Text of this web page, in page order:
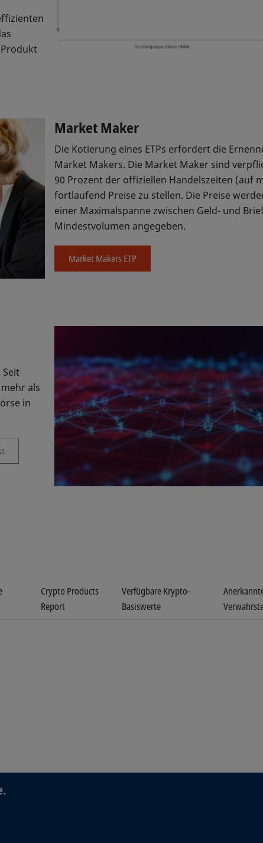
Market Maker
Die Kotierung eines ETPs erfordert die
Market Makers. Die Market Maker sind
90 Prozent der offiziellen Handelszeiten (auf
fortlaufend Preise zu stellen. Die Preise
einer Maximalspanne zwischen Geld- und
Mindestvolumen angegeben.
Market Makers ETP
als
in
Crypto Products
Report
Verfügbare Krypto-
Basiswerte